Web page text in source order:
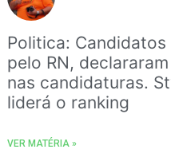
Politica: Candidatos
pelo RN,
nas candidaturas.
liderá o ranking
VER MATÉRIA »